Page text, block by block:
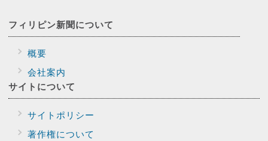
フィリピン新聞について
概要
会社案内
サイトについて
サイトポリシー
著作権について